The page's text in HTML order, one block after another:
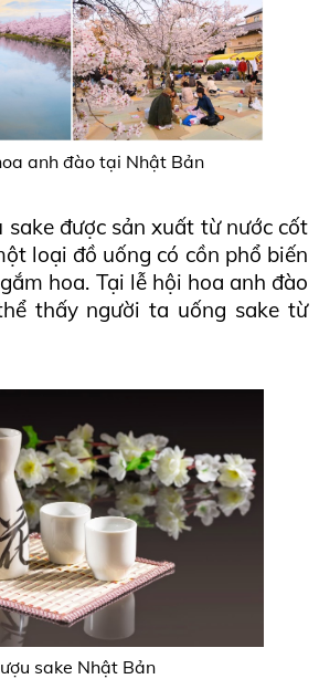
anh đào tại Nhật Bản
sake được sản xuất từ nước cốt
loại đồ uống có cồn phổ biến
hoa. Tại lễ hội hoa anh đào
thấy người ta uống sake từ
sake Nhật Bản